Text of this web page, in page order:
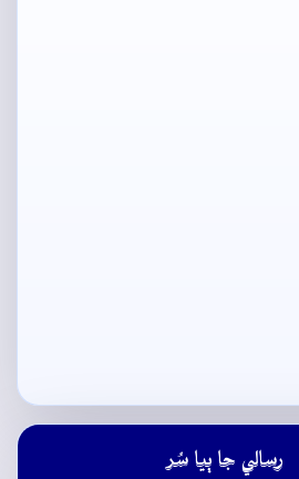
رسالي جا ٻيا سُر